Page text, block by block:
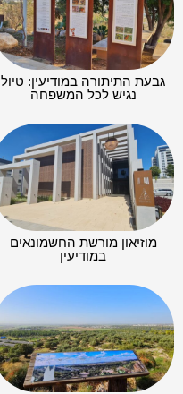
גבעת התיתורה במודיעין: טיול
נגיש לכל המשפחה
מוזיאון מורשת החשמונאים
במודיעין